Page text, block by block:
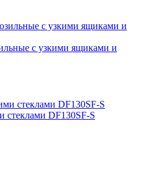
с узкими ящиками и
стеклами DF130SF-S